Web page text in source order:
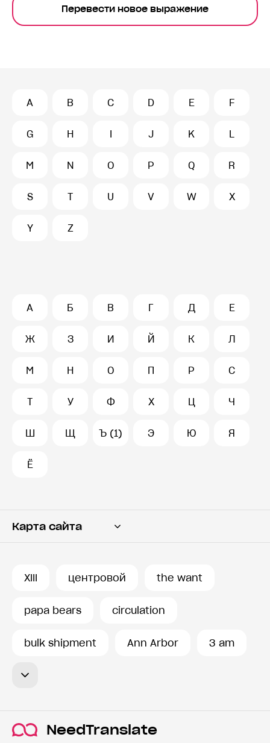
Перевести новое выражение
A B C D E F
G H I J K L
M N O P Q R
S T U V W X
Y Z
А Б В Г Д Е
Ж З И Й К Л
М Н О П Р С
Т У Ф Х Ц Ч
Ш Щ Ъ (1) Э Ю Я
Ё
Карта сайта
XIII центровой the want
papa bears circulation
bulk shipment Ann Arbor 3 am
NeedTranslate